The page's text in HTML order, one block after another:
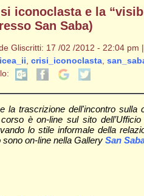
iconoclasta e la
San Saba)
Gliscritti: 17 /02 /2012 - 22:04 pm |
crisi_iconoclasta,
la trascrizione dell'incontro
è on-line sul sito
lo stile informale della
on-line nella Gallery San